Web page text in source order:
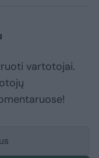
vartotojai.